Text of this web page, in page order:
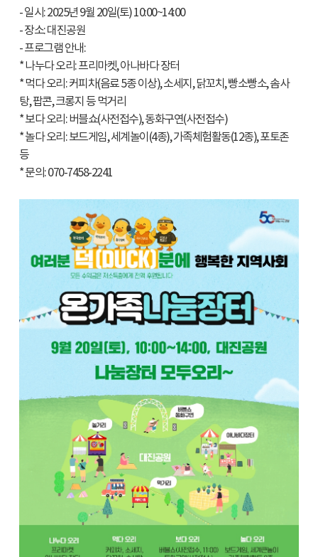
- 일시: 2025년 9월 20일(토) 10:00~14:00
- 장소: 대진공원
- 프로그램 안내:
* 나누다 오리: 프리마켓, 아나바다 장터
* 먹다 오리: 커피차(음료 5종 이상), 소세지, 닭꼬치, 빵소빵소, 솜사
탕, 팝콘, 크롱지 등 먹거리
* 보다 오리: 버블쇼(사전접수), 동화구연(사전접수)
* 놀다 오리: 보드게임, 세계놀이(4종), 가족체험활동(12종), 포토존
등
* 문의: 070-7458-2241